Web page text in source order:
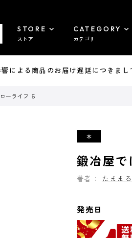
STORE
ストア
CATEGORY
カテゴリ
よる商品のお届け遅延につきまし
ーライフ ６
鍛冶屋で
著者： たままる
発売日